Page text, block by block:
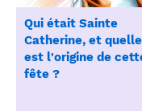
Qui était Sainte
Catherine, et quelle
est l'origine de
fête ?